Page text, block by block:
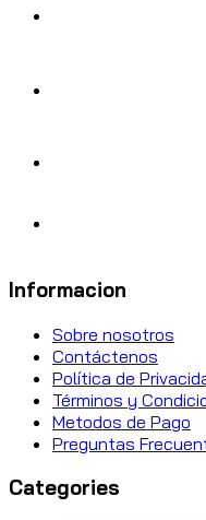
Informacion
Sobre nosotros
Contáctenos
Política de
Términos y
Metodos de Pago
Preguntas
Categories